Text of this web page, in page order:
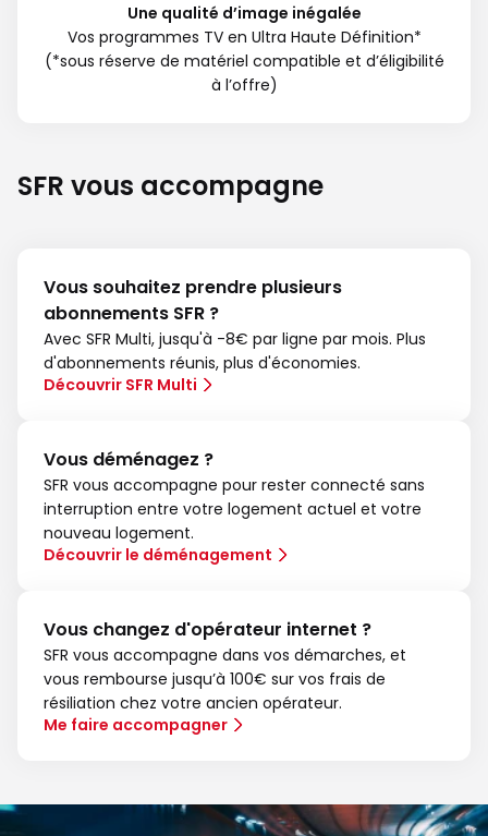
Une qualité d’image inégalée
Vos programmes TV en Ultra Haute Définition*
(*sous réserve de matériel compatible et d’éligibilité
à l’offre)
SFR vous accompagne
Vous souhaitez prendre plusieurs
abonnements SFR ?
Avec SFR Multi, jusqu'à -8€ par ligne par mois. Plus
d'abonnements réunis, plus d'économies.
Découvrir SFR Multi
Vous déménagez ?
SFR vous accompagne pour rester connecté sans
interruption entre votre logement actuel et votre
nouveau logement.
Découvrir le déménagement
Vous changez d'opérateur internet ?
SFR vous accompagne dans vos démarches, et
vous rembourse jusqu’à 100€ sur vos frais de
résiliation chez votre ancien opérateur.
Me faire accompagner